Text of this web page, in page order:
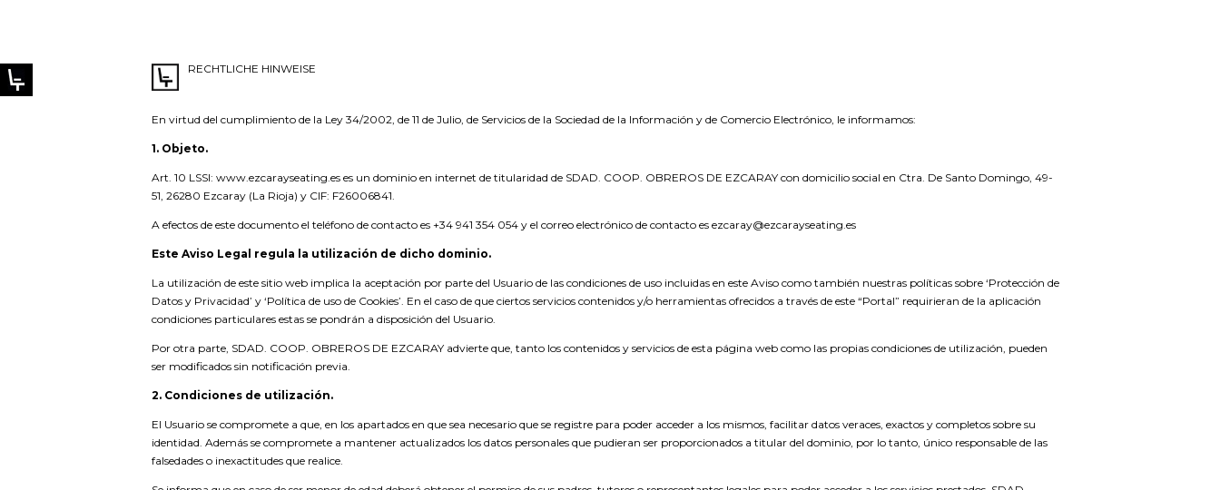
RECHTLICHE HINWEISE
En virtud del cumplimiento de la Ley 34/2002, de 11 de Julio, de Servicios de la Sociedad de la Información y de Comercio Electrónico, le informamos:
1. Objeto.
Art. 10 LSSI: www.ezcarayseating.es es un dominio en internet de titularidad de SDAD. COOP. OBREROS DE EZCARAY con domicilio social en Ctra. De Santo Domingo, 49-
51, 26280 Ezcaray (La Rioja) y CIF: F26006841.
A efectos de este documento el teléfono de contacto es +34 941 354 054 y el correo electrónico de contacto es ezcaray@ezcarayseating.es
Este Aviso Legal regula la utilización de dicho dominio.
La utilización de este sitio web implica la aceptación por parte del Usuario de las condiciones de uso incluidas en este Aviso como también nuestras políticas sobre ‘Protección de
Datos y Privacidad’ y ‘Política de uso de Cookies’. En el caso de que ciertos servicios contenidos y/o herramientas ofrecidos a través de este “Portal” requirieran de la aplicación
condiciones particulares estas se pondrán a disposición del Usuario.
Por otra parte, SDAD. COOP. OBREROS DE EZCARAY advierte que, tanto los contenidos y servicios de esta página web como las propias condiciones de utilización, pueden
ser modificados sin notificación previa.
2. Condiciones de utilización.
El Usuario se compromete a que, en los apartados en que sea necesario que se registre para poder acceder a los mismos, facilitar datos veraces, exactos y completos sobre su
identidad. Además se compromete a mantener actualizados los datos personales que pudieran ser proporcionados a titular del dominio, por lo tanto, único responsable de las
falsedades o inexactitudes que realice.